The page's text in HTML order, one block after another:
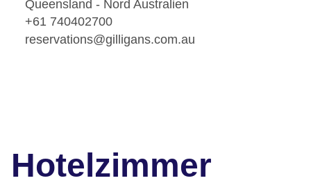
Queensland - Nord Australien
+61 740402700
reservations@gilligans.com.au
Hotelzimmer